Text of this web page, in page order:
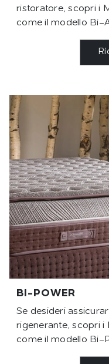
ristoratore, scopri i
come il modello Bi-
BI-POWER
Se desideri
rigenerante, scopri i
come il modello Bi-